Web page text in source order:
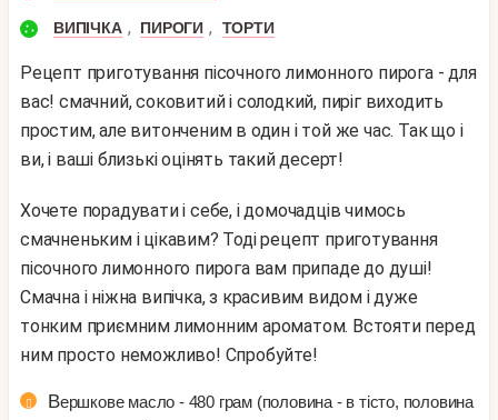
ВИПІЧКА , ПИРОГИ , ТОРТИ
Рецепт приготування пісочного лимонного пирога - для
вас! смачний, соковитий і солодкий, пиріг виходить
простим, але витонченим в один і той же час. Так що і
ви, і ваші близькі оцінять такий десерт!
Хочете порадувати і себе, і домочадців чимось
смачненьким і цікавим? Тоді рецепт приготування
пісочного лимонного пирога вам припаде до душі!
Смачна і ніжна випічка, з красивим видом і дуже
тонким приємним лимонним ароматом. Встояти перед
ним просто неможливо! Спробуйте!
Вершкове масло - 480 грам (половина - в тісто, половина